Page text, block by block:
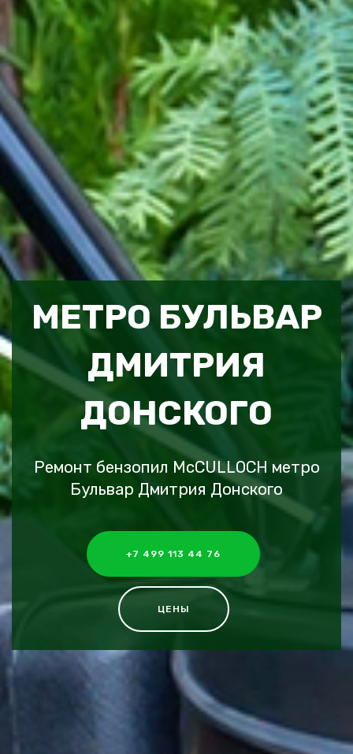
МЕТРО БУЛЬВАР
ДМИТРИЯ
ДОНСКОГО
Ремонт бензопил McCULLOCH метро
Бульвар Дмитрия Донского
+7 499 113 44 76
ЦЕНЫ